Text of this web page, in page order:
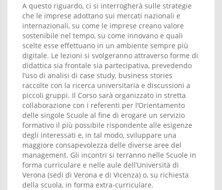
A questo riguardo, ci si interrogherà sulle strategie
che le imprese adottano sui mercati nazionali e
internazionali, su come le imprese creano valore
sostenibile nel tempo, su come innovano e quali
scelte esse effettuano in un ambiente sempre più
digitale. Le lezioni si svolgeranno attraverso forme di
didattica sia frontale sia partecipativa, prevedendo
l’uso di analisi di case study, business stories
raccolte con la ricerca universitaria e discussioni a
piccoli gruppi. Il Corso sarà organizzato in stretta
collaborazione con i referenti per l’Orientamento
delle singole Scuole al fine di erogare un servizio
formativo il più possibile rispondente alle esigenze
degli interessati e, in tal modo, sviluppare una
maggiore consapevolezza delle diverse aree del
management. Gli incontri si terranno nelle Scuole in
forma curriculare e nelle aule dell’Università di
Verona (sedi di Verona e di Vicenza) o, su richiesta
della scuola, in forma extra-curriculare.